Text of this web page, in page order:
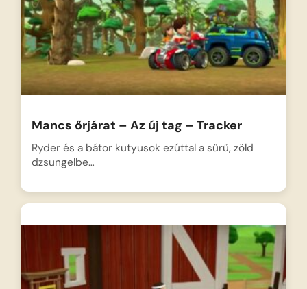
Mancs őrjárat – Az új tag – Tracker
Ryder és a bátor kutyusok ezúttal a sűrű, zöld
dzsungelbe…